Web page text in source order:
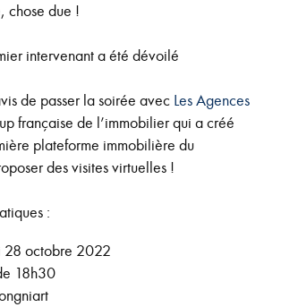
chose due !
intervenant a été dévoilé
de passer la soirée avec Les Agences
française de l’immobilier qui a créé
plateforme immobilière du
des visites virtuelles !
:
28 octobre 2022
18h30